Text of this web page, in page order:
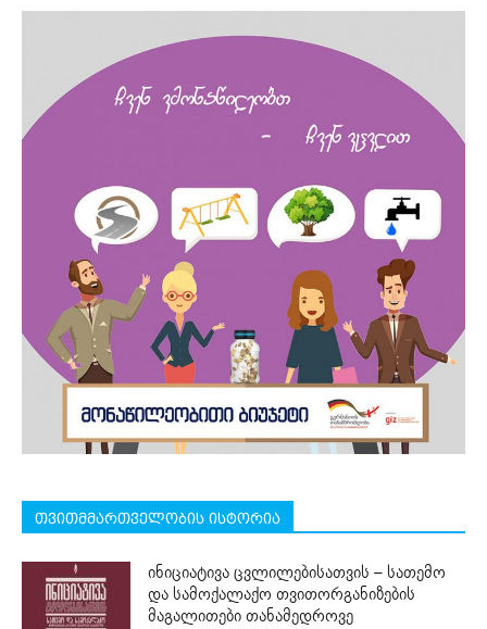
თვითმმართველობის ისტორია
ინიციატივა ცვლილებისათვის – სათემო
და სამოქალაქო თვითორგანიზების
მაგალითები თანამედროვე